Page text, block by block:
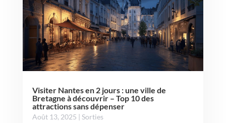
Visiter Nantes en 2 jours : une ville de
Bretagne à découvrir – Top 10 des
attractions sans dépenser
Août 13, 2025 | Sorties